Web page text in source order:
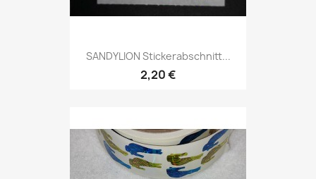
SANDYLION Stickerabschnitt...
2,20 €